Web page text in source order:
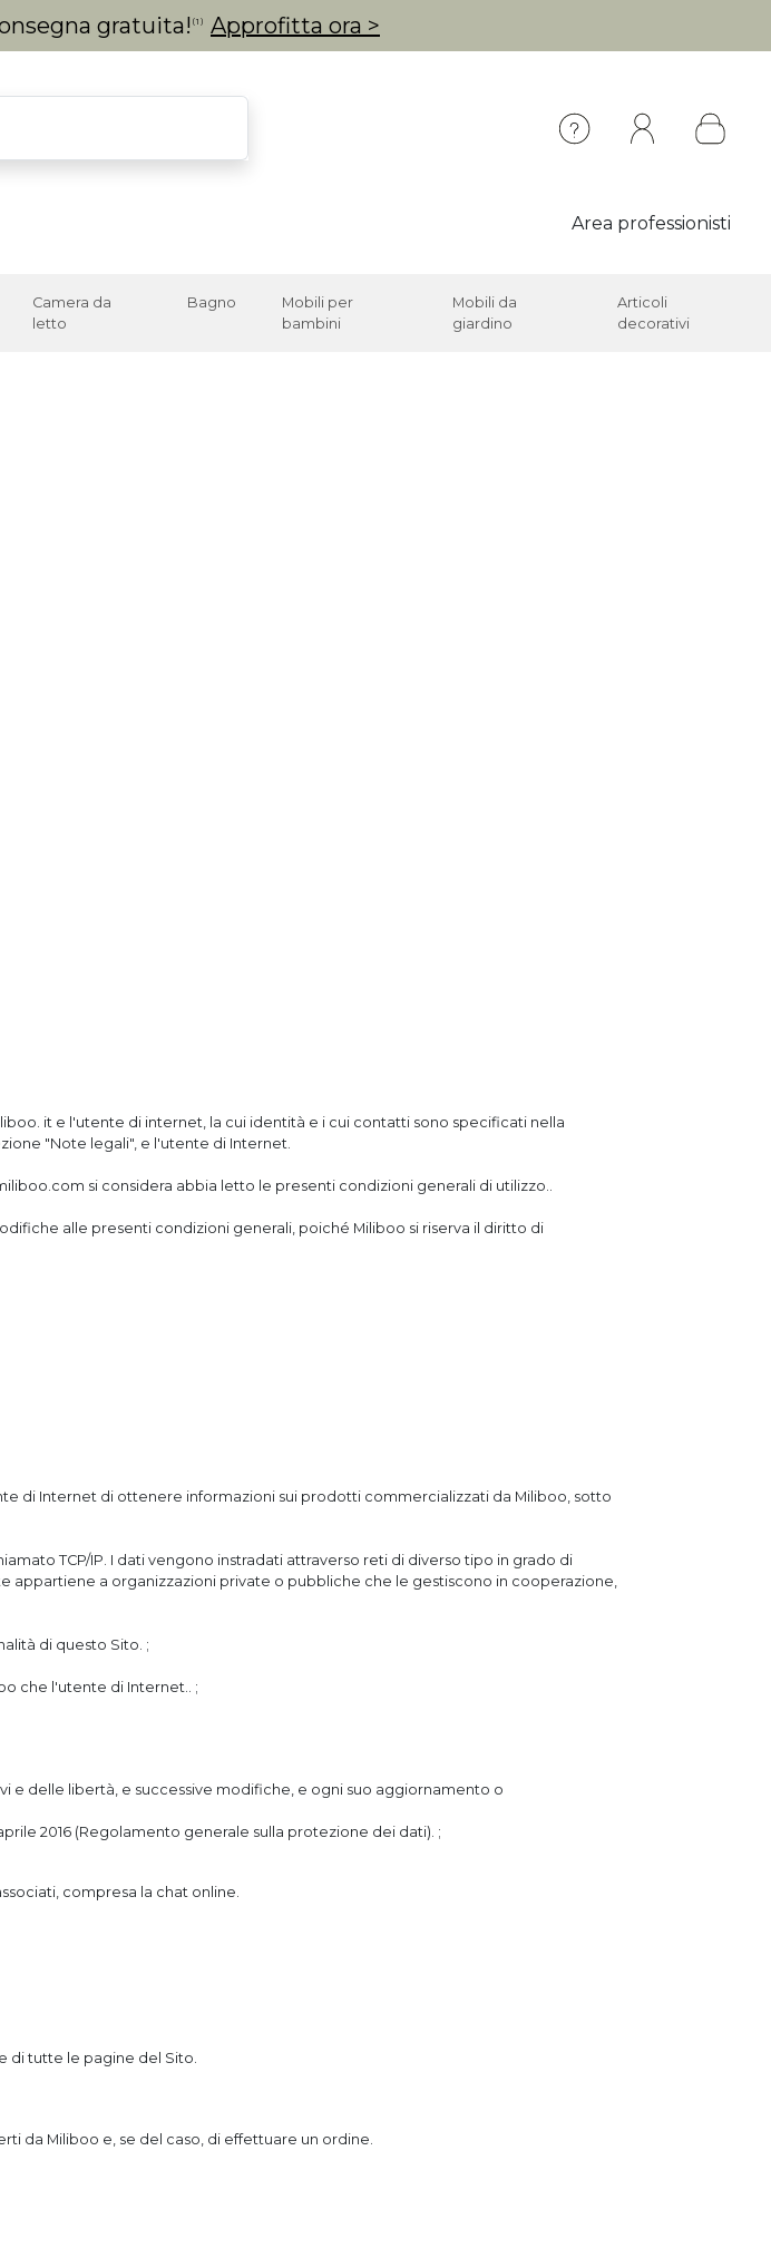
gratuita! (1) Approfitta ora >
Area professionisti
Camera da
letto
Bagno
Mobili per
bambini
Mobili da
giardino
Articoli
decorativi
it e l'utente di internet, la cui identità e i cui contatti sono specificati nella
"Note legali", e l'utente di Internet.
si considera abbia letto le presenti condizioni generali di utilizzo..
alle presenti condizioni generali, poiché Miliboo si riserva il diritto di
di Internet di ottenere informazioni sui prodotti commercializzati da Miliboo, sotto
TCP/IP. I dati vengono instradati attraverso reti di diverso tipo in grado di
a organizzazioni private o pubbliche che le gestiscono in cooperazione,
di questo Sito. ;
che l'utente di Internet.. ;
e delle libertà, e successive modifiche, e ogni suo aggiornamento o
2016 (Regolamento generale sulla protezione dei dati). ;
compresa la chat online.
di tutte le pagine del Sito.
da Miliboo e, se del caso, di effettuare un ordine.